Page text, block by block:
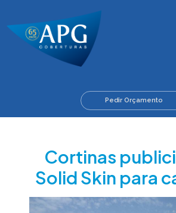
to
content
Pedir Orçamento
Cortinas
Solid Skin para